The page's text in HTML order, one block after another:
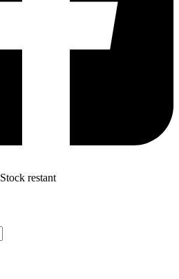
Stock restant